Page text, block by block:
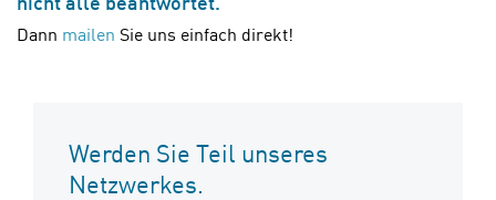
Dann mailen Sie uns einfach direkt!
Werden Sie Teil unseres
Netzwerkes.